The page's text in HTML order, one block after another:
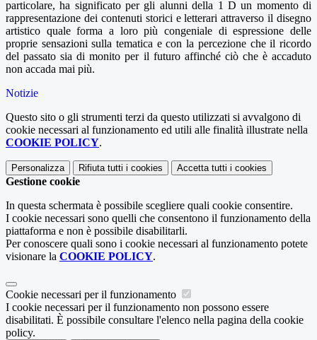
particolare, ha significato per gli alunni della 1 D un momento di
rappresentazione dei contenuti storici e letterari attraverso il disegno
artistico quale forma a loro più congeniale di espressione delle
proprie sensazioni sulla tematica e con la percezione che il ricordo
del passato sia di monito per il futuro affinché ciò che è accaduto
non accada mai più.
Notizie
Questo sito o gli strumenti terzi da questo utilizzati si avvalgono di
cookie necessari al funzionamento ed utili alle finalità illustrate nella
COOKIE POLICY.
Personalizza Rifiuta tutti i cookies Accetta tutti i cookies
Gestione cookie
In questa schermata è possibile scegliere quali cookie consentire.
I cookie necessari sono quelli che consentono il funzionamento della
piattaforma e non è possibile disabilitarli.
Per conoscere quali sono i cookie necessari al funzionamento potete
visionare la COOKIE POLICY.
Cookie necessari per il funzionamento
I cookie necessari per il funzionamento non possono essere
disabilitati. È possibile consultare l'elenco nella pagina della cookie
policy.